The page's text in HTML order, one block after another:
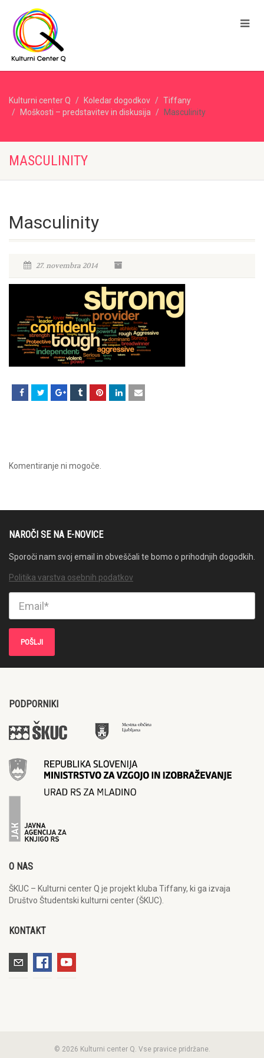
Kulturni center Q Koledar dogodkov
Tiffany
Moškosti – predstavitev in diskusija
Masculinity
MASCULINITY
Masculinity
27. novembra 2014
Komentiranje ni mogoče.
NAROČI SE NA E-NOVICE
Sporoči nam svoj email in obveščali te bomo o prihodnjih dogodkih.
Politika varstva osebnih podatkov
PODPORNIKI
O NAS
ŠKUC – Kulturni center Q je projekt kluba Tiffany, ki ga izvaja
Društvo Študentski kulturni center (ŠKUC).
KONTAKT
© 2026 Kulturni center Q. Vse pravice pridržane.